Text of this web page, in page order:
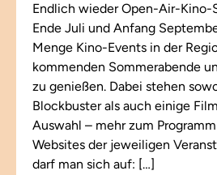
Endlich wieder Open-Air-Kino-
Ende Juli und Anfang
Menge Kino-Events in der
kommenden Sommerabende
zu genießen. Dabei stehen
Blockbuster als auch einige
Auswahl – mehr zum
Websites der jeweiligen
darf man sich auf: […]